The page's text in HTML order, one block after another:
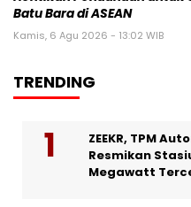
Batu Bara di ASEAN
Kamis, 6 Agu 2026 - 13:02 WIB
TRENDING
ZEEKR, TPM
Resmikan
Megawatt